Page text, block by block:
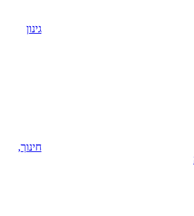
גינון
חינוך,